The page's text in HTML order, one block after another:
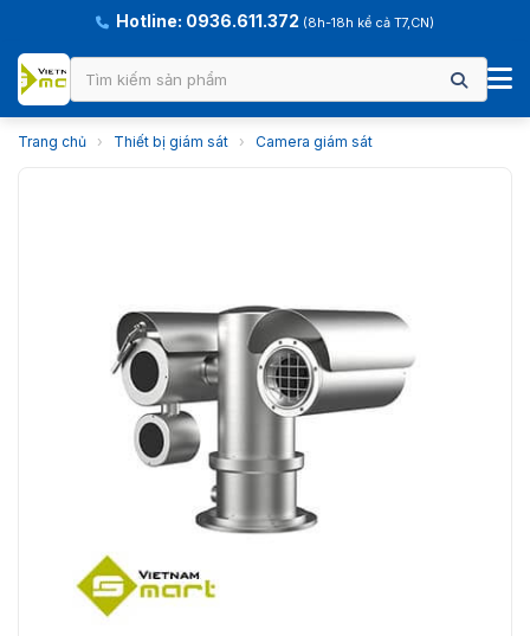
Hotline: 0936.611.372 (8h-18h kể cả T7,CN)
Trang chủ › Thiết bị giám sát › Camera giám sát